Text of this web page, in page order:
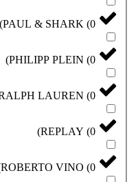
PAUL & SHARK (0
)
PHILIPP PLEIN (0
)
LAUREN (0
REPLAY (0
)
ROBERTO VINO (0